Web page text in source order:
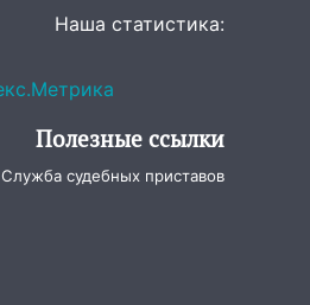
Наша статистика:
Полезные ссылки
Служба судебных приставов